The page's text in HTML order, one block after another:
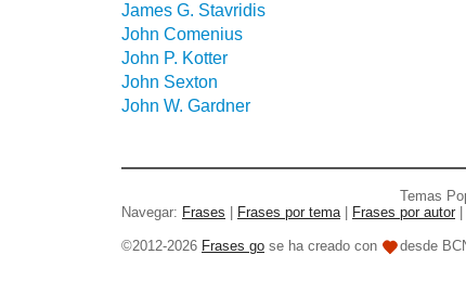
James G. Stavridis
John Comenius
John P. Kotter
John Sexton
John W. Gardner
Temas
Navegar: Frases Frases por tema| Frases por autor
©2012-2026 Frases go se ha creado con desde